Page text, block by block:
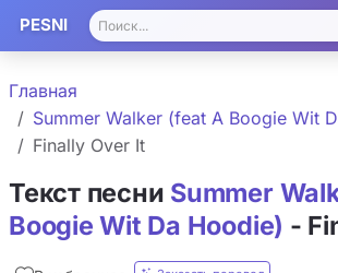
PESNI
Главная
Summer Walker (feat A Boogie Wit
Finally Over It
Текст песни Summer
Boogie Wit Da Hoodie) -